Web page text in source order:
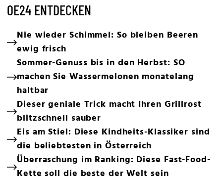
OE24 ENTDECKEN
Nie wieder Schimmel: So bleiben Beeren
ewig frisch
Sommer-Genuss bis in den Herbst: SO
machen Sie Wassermelonen monatelang
haltbar
Dieser geniale Trick macht Ihren Grillrost
blitzschnell sauber
Eis am Stiel: Diese Kindheits-Klassiker sind
die beliebtesten in Österreich
Überraschung im Ranking: Diese Fast-Food-
Kette soll die beste der Welt sein